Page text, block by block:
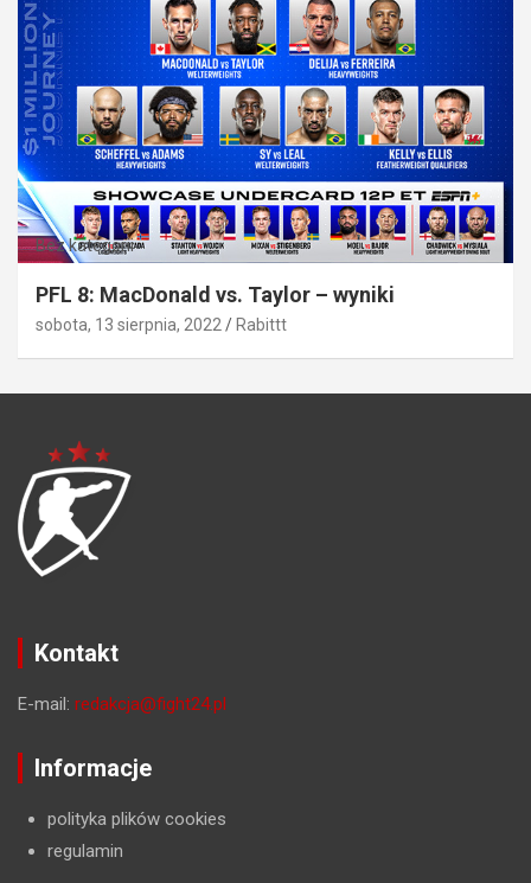
Bez kategorii
PFL 8: MacDonald vs. Taylor – wyniki
sobota, 13 sierpnia, 2022 Rabittt
Kontakt
E-mail: redakcja@fight24.pl
Informacje
polityka plików cookies
regulamin